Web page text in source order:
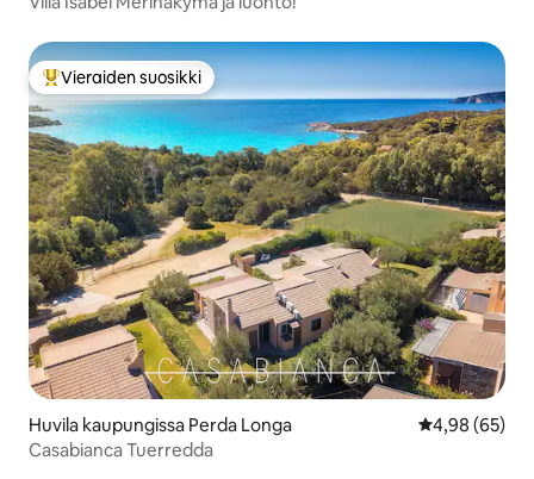
Vieraiden suosikkien parhaimmistoa
Vieraiden suosikki
Huvila kaupungissa Perda Longa
4,98 (65)
Casabianca Tuerredda